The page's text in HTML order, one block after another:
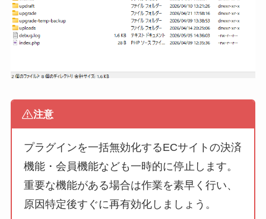
注意
プラグインを一括無効化するECサイトの決済
機能・会員機能なども一時的に停止します。
重要な機能がある場合は作業を素早く行い、
原因特定後すぐに再有効化しましょう。